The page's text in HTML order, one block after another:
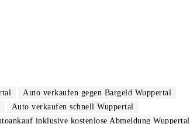
Auto verkaufen gegen Bargeld Wuppertal
Auto verkaufen schnell Wuppertal
inklusive kostenlose Abmeldung Wuppertal